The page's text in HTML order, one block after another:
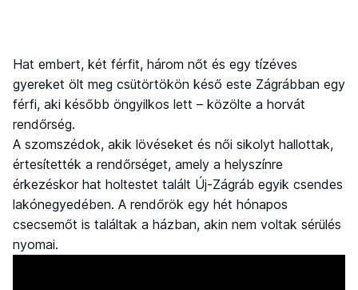
Hat embert, két férfit, három nőt és egy tízéves
gyereket ölt meg csütörtökön késő este Zágrábban egy
férfi, aki később öngyilkos lett – közölte a horvát
rendőrség.
A szomszédok, akik lövéseket és női sikolyt hallottak,
értesítették a rendőrséget, amely a helyszínre
érkezéskor hat holtestet talált Új-Zágráb egyik csendes
lakónegyedében. A rendőrök egy hét hónapos
csecsemőt is találtak a házban, akin nem voltak sérülés
nyomai.